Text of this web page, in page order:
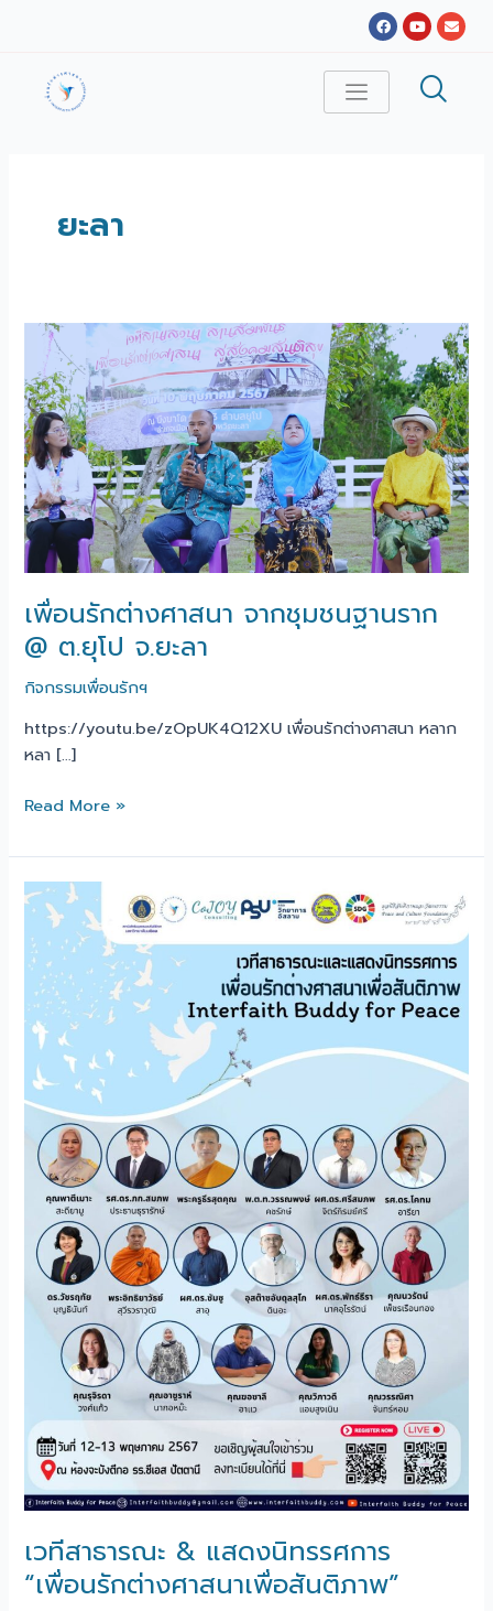
Facebook
Youtube
ยะลา
เพื่อนรักต่างศาสนา จากชุมชนฐานราก
@ ต.ยุโป จ.ยะลา
กิจกรรมเพื่อนรักฯ
https://youtu.be/zOpUK4Q12XU เพื่อนรักต่างศาสนา หลาก
หลา […]
เพื่อน
ต่าง
ศาสนา
จาก
ชุมชน
ฐานราก
@
ต.ยุโป
จ.ยะลา
Read More »
เวทีสาธารณะ & แสดงนิทรรศการ
“เพื่อนรักต่างศาสนาเพื่อสันติภาพ”
เวที
สาธารณะ
&
แสดง
นิทรรศการ
“เพื่อน
รัก
ต่าง
ศาสนา
เพื่อ
สันติภาพ”